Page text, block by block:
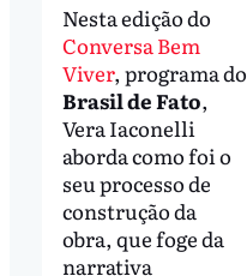
Nesta edição do
Conversa Bem
Viver, programa do
Brasil de Fato,
Vera Iaconelli
aborda como foi o
seu processo de
construção da
obra, que foge da
narrativa